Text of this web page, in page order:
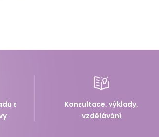
s
Konzultace, výklady,
vzdělávání